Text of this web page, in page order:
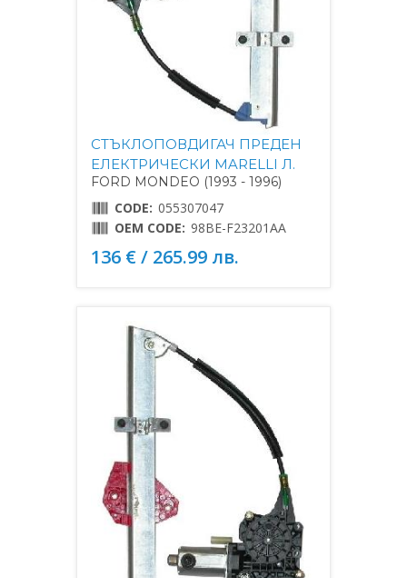
СТЪКЛОПОВДИГАЧ ПРЕДЕН
ЕЛЕКТРИЧЕСКИ MARELLI Л.
FORD MONDEO (1993 - 1996)
CODE: 055307047
OEM CODE: 98BE-F23201AA
136 € / 265.99 лв.